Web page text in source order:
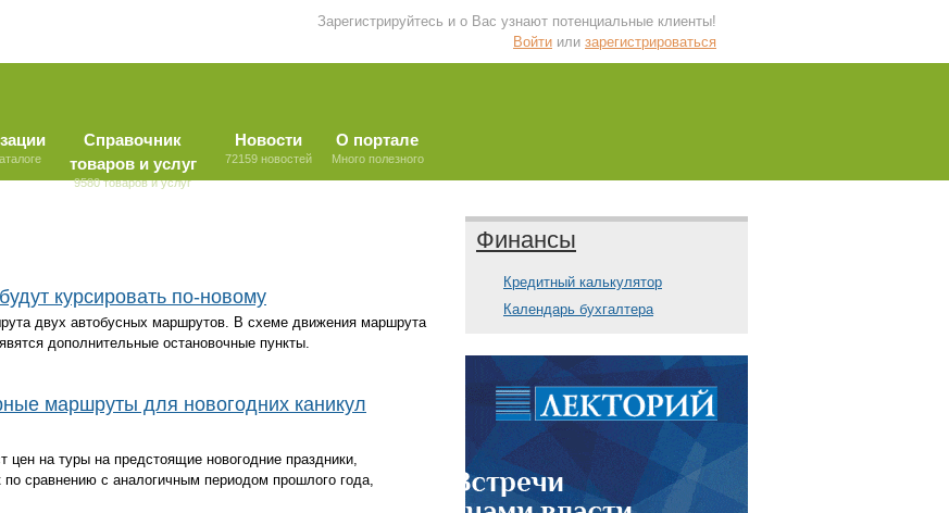
Зарегистрируйтесь и о Вас узнают потенциальные клиенты!
Войти или зарегистрироваться
Справочник
товаров и услуг
9580 товаров и услуг
Новости
72159 новостей
О портале
Много полезного
курсировать по-новому
двух автобусных маршрутов. В схеме движения маршрута
дополнительные остановочные пункты.
маршруты для новогодних каникул
цен на туры на предстоящие новогодние праздники,
сравнению с аналогичным периодом прошлого года,
Финансы
Кредитный калькулятор
Календарь бухгалтера